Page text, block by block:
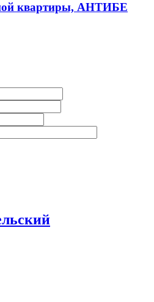
квартиры, АНТИБЕ